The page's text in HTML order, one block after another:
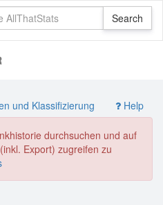
und Klassifizierung Help
durchsuchen und auf
Export) zugreifen zu